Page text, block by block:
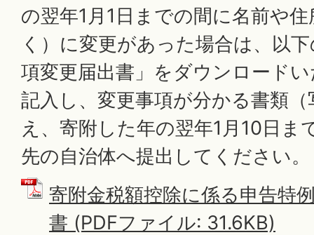
の翌年1月1日までの間に名前や
く）に変更があった場合は、以
項変更届出書」をダウンロード
記入し、変更事項が分かる書類
え、寄附した年の翌年1月10日ま
先の自治体へ提出してください。
寄附金税額控除に係る申告特
書 (PDFファイル: 31.6KB)